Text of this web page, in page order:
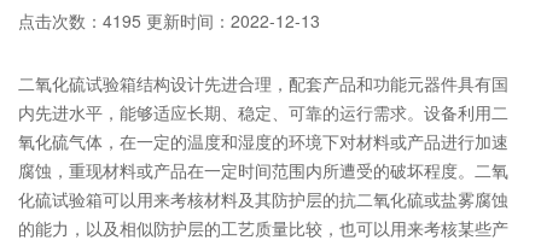
点击次数：4195 更新时间：2022-12-13
二氧化硫试验箱结构设计先进合理，配套产品和功能元器件具有国
内先进水平，能够适应长期、稳定、可靠的运行需求。设备利用二
氧化硫气体，在一定的温度和湿度的环境下对材料或产品进行加速
腐蚀，重现材料或产品在一定时间范围内所遭受的破坏程度。二氧
化硫试验箱可以用来考核材料及其防护层的抗二氧化硫或盐雾腐蚀
的能力，以及相似防护层的工艺质量比较，也可以用来考核某些产